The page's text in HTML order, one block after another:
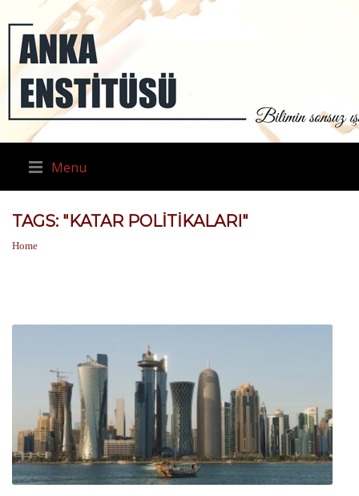
Menu
TAGS: "KATAR POLITIKALARI"
Home